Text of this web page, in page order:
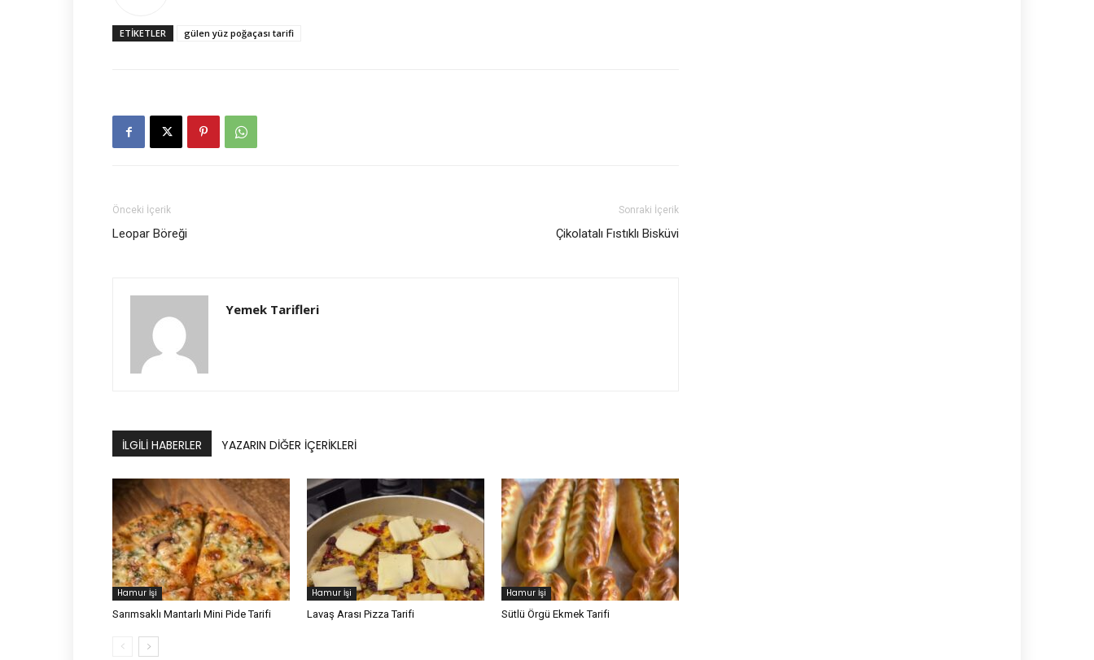
ETIKETLER gülen yüz poğaçası tarifi
Önceki İçerik
Leopar Böreği
Sonraki İçerik
Çikolatalı Fıstıklı Bisküvi
Yemek Tarifleri
İLGILI HABERLER YAZARIN DIĞER İÇERIKLERI
Hamur İşi
Sarımsaklı Mantarlı Mini Pide Tarifi
Hamur İşi
Lavaş Arası Pizza Tarifi
Hamur İşi
Sütlü Örgü Ekmek Tarifi